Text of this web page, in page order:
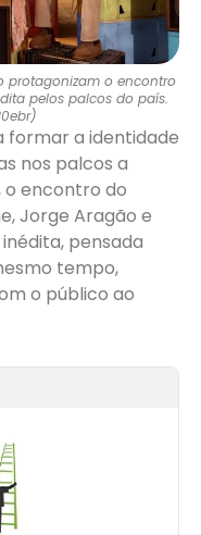
protagonizam o encontro
pelos palcos do país.
formar a identidade
nos palcos a
o encontro do
Jorge Aragão e
pensada
tempo,
o público ao